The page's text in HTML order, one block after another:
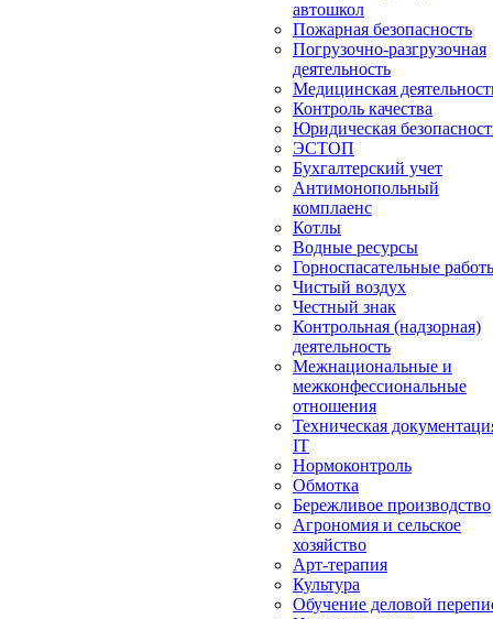
автошкол
Пожарная безопасность
Погрузочно-разгрузочная
деятельность
Медицинская
Контроль качества
Юридическая
ЭСТОП
Бухгалтерский учет
Антимонопольный
комплаенс
Котлы
Водные ресурсы
Горноспасательные
Чистый воздух
Честный знак
Контрольная (надзорная)
деятельность
Межнациональные и
межконфессиональные
отношения
Техническая
IT
Нормоконтроль
Обмотка
Бережливое производство
Агрономия и сельское
хозяйство
Арт-терапия
Культура
Обучение деловой